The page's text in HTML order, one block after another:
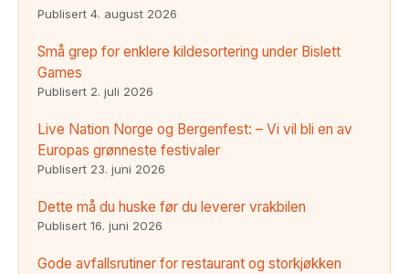
Publisert 4. august 2026
Små grep for enklere kildesortering under Bislett
Games
Publisert 2. juli 2026
Live Nation Norge og Bergenfest: – Vi vil bli en av
Europas grønneste festivaler
Publisert 23. juni 2026
Dette må du huske før du leverer vrakbilen
Publisert 16. juni 2026
Gode avfallsrutiner for restaurant og storkjøkken